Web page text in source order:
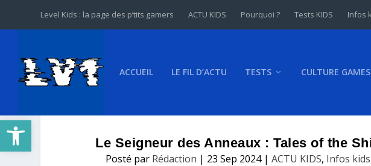
Ouvrir la barre d’outils
Level Kids : la page des p’tits gamers ACTU KIDS Pourquoi ? Tests KIDS Infos
ACCUEIL LE FIL D’ACTU TESTS CULTURE GAMES
Le Seigneur des Anneaux : Tales of the
Posté par Rédaction | 23 Sep 2024|ACTU KIDS, Infos kids